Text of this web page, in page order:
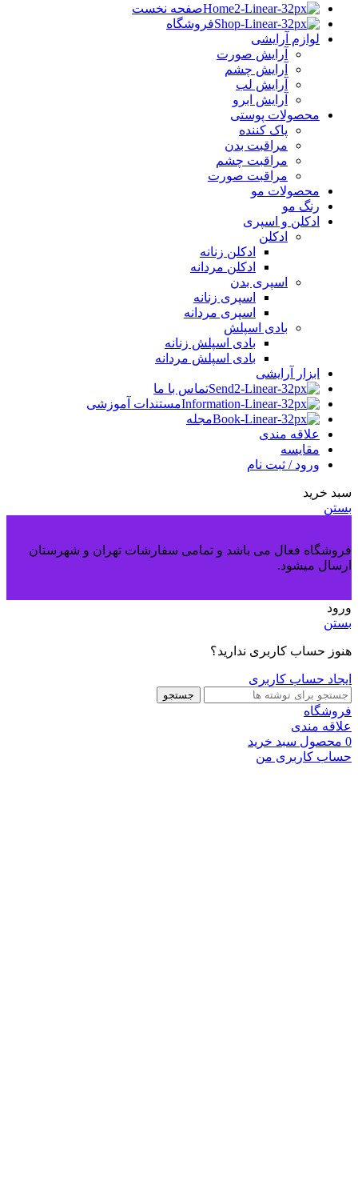
صفحه نخست
فروشگاه
لوازم آرایشی
آرایش صورت
آرایش چشم
آرایش لب
آرایش ابرو
محصولات پوستی
پاک کننده
مراقبت بدن
مراقبت چشم
مراقبت صورت
محصولات مو
رنگ مو
ادکلن و اسپری
ادکلن
ادکلن زنانه
ادکلن مردانه
اسپری بدن
اسپری زنانه
اسپری مردانه
بادی اسپلش
بادی اسپلش زنانه
بادی اسپلش مردانه
ابزار آرایشی
تماس با ما
مستندات آموزشی
مجله
علاقه مندی
مقایسه
ورود / ثبت نام
سبد خرید
بستن
فروشگاه فعال می باشد و تمامی سفارشات تهران و شهرستان
ارسال میشود.
ورود
بستن
هنوز حساب کاربری ندارید؟
ایجاد حساب کاربری
جستجو
فروشگاه
علاقه مندی
0 محصول سبد خرید
حساب کاربری من